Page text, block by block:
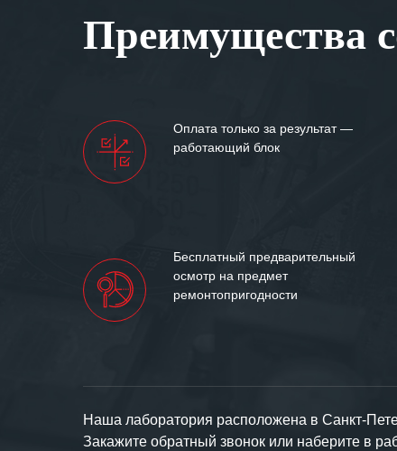
Мы высоко
«555» долгих
Преимущества
Оплата только за результат —
работающий блок
Бесплатный предварительный
осмотр на предмет
ремонтопригодности
Наша лаборатория расположена в Санкт-
Закажите обратный звонок или наберите в